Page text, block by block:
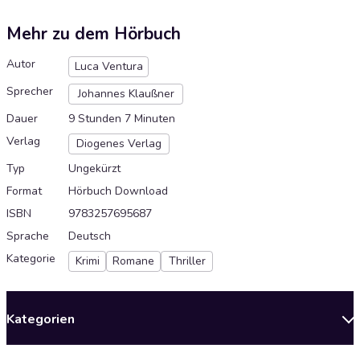
Mehr zu dem Hörbuch
Autor
Luca Ventura
Sprecher
Johannes Klaußner
Dauer
9 Stunden 7 Minuten
Verlag
Diogenes Verlag
Typ
Ungekürzt
Format
Hörbuch Download
ISBN
9783257695687
Sprache
Deutsch
Kategorie
Krimi Romane Thriller
Kategorien